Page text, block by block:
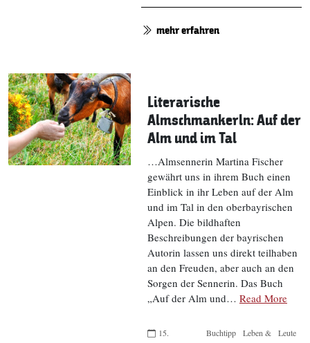
mehr erfahren
Literarische
Almschmankerln: Auf der
Alm und im Tal
…Almsennerin Martina Fischer
gewährt uns in ihrem Buch einen
Einblick in ihr Leben auf der Alm
und im Tal in den oberbayrischen
Alpen. Die bildhaften
Beschreibungen der bayrischen
Autorin lassen uns direkt teilhaben
an den Freuden, aber auch an den
Sorgen der Sennerin. Das Buch
„Auf der Alm und… Read More
15.
Buchtipp
Leben &
Leute